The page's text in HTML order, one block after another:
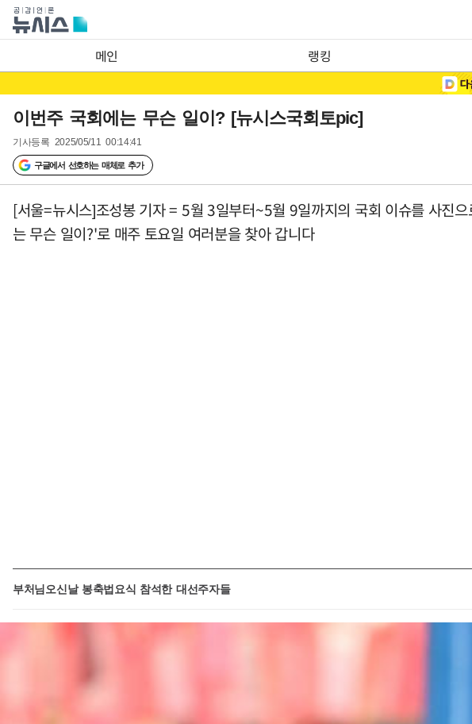
메인 랭킹
이번주 국회에는 무슨 일이? [뉴시스국회토pic]
기사등록 2025/05/11 00:14:41
구글에서 선호하는 매체로 추가
[서울=뉴시스]조성봉 기자 = 5월 3일부터~5월 9일까지의 국회 이슈를 사진
는 무슨 일이?'로 매주 토요일 여러분을 찾아 갑니다
부처님오신날 봉축법요식 참석한 대선주자들